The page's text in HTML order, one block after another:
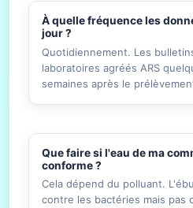
À quelle fréquence les
jour ?
Quotidiennement. Les
laboratoires agréés ARS
semaines après le
Que faire si l'eau de ma
conforme ?
Cela dépend du polluant.
contre les bactéries mais pas